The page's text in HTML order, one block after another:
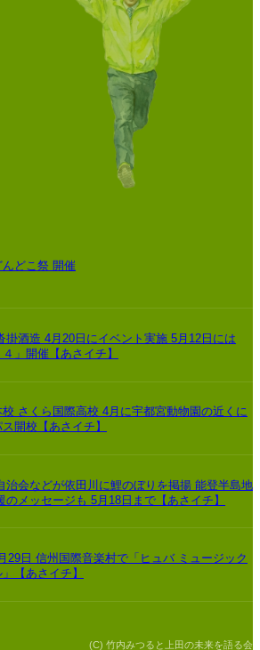
どこ祭 開催
掛酒造 4月20日にイベント実施 5月12日には
４」開催【あさイチ】
さくら国際高校 4月に宇都宮動物園の近くに
開校【あさイチ】
治会などが依田川に鯉のぼりを掲揚 能登半島地
のメッセージも 5月18日まで【あさイチ】
29日 信州国際音楽村で「ヒュバ ミュージック
【あさイチ】
(C) 竹内みつると上田の未来を語る会